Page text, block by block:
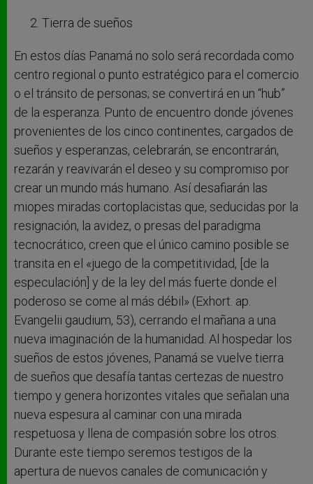
Tierra de sueños
En estos días Panamá no solo será recordada como
centro regional o punto estratégico para el comercio
o el tránsito de personas; se convertirá en un “hub”
de la esperanza. Punto de encuentro donde jóvenes
provenientes de los cinco continentes, cargados de
sueños y esperanzas, celebrarán, se encontrarán,
rezarán y reavivarán el deseo y su compromiso por
crear un mundo más humano. Así desafiarán las
miopes miradas cortoplacistas que, seducidas por la
resignación, la avidez, o presas del paradigma
tecnocrático, creen que el único camino posible se
transita en el «juego de la competitividad, [de la
especulación] y de la ley del más fuerte donde el
poderoso se come al más débil» (Exhort. ap.
Evangelii gaudium, 53), cerrando el mañana a una
nueva imaginación de la humanidad. Al hospedar los
sueños de estos jóvenes, Panamá se vuelve tierra
de sueños que desafía tantas certezas de nuestro
tiempo y genera horizontes vitales que señalan una
nueva espesura al caminar con una mirada
respetuosa y llena de compasión sobre los otros.
Durante este tiempo seremos testigos de la
apertura de nuevos canales de comunicación y